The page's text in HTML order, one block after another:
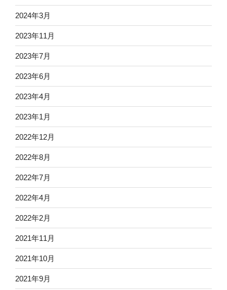
2024年3月
2023年11月
2023年7月
2023年6月
2023年4月
2023年1月
2022年12月
2022年8月
2022年7月
2022年4月
2022年2月
2021年11月
2021年10月
2021年9月